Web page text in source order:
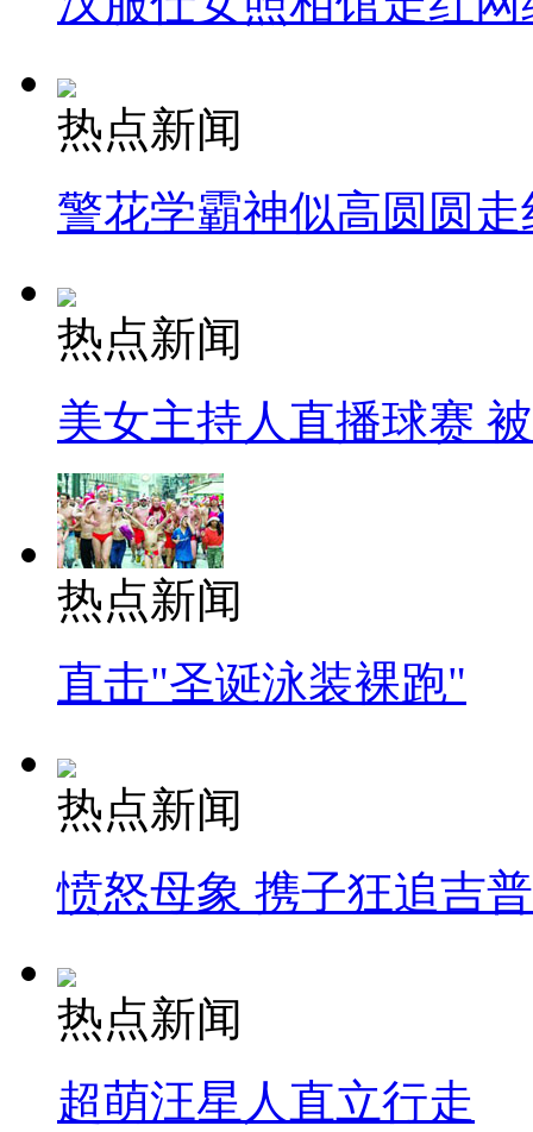
热点新闻
警花学霸神似高圆圆走
热点新闻
美女主持人直播球赛
热点新闻
直击"圣诞泳装裸跑"
热点新闻
愤怒母象 携子狂追吉
热点新闻
超萌汪星人直立行走